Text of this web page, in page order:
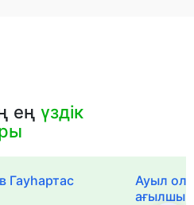
еңүздік
Гауһартас
Ауыл
ағылшын